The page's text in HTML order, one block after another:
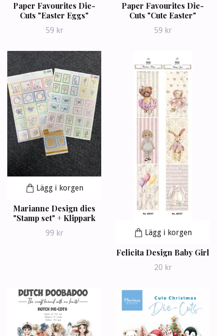
Paper Favourites Die-
Cuts "Easter Eggs"
59 kr
Paper Favourites Die-
Cuts "Cute Easter"
59 kr
Lägg i korgen
Marianne Design dies
"Stamp set" + Klippark
99 kr Lägg i korgen
Felicita Design Baby Girl
20 kr